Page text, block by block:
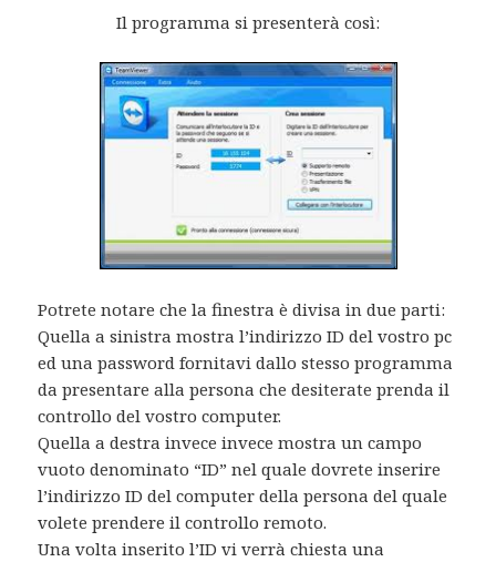
Il programma si presenterà così:
Potrete notare che la finestra è divisa in due parti:
Quella a sinistra mostra l’indirizzo ID del vostro pc
ed una password fornitavi dallo stesso programma
da presentare alla persona che desiterate prenda il
controllo del vostro computer.
Quella a destra invece invece mostra un campo
vuoto denominato “ID” nel quale dovrete inserire
l’indirizzo ID del computer della persona del quale
volete prendere il controllo remoto.
Una volta inserito l’ID vi verrà chiesta una